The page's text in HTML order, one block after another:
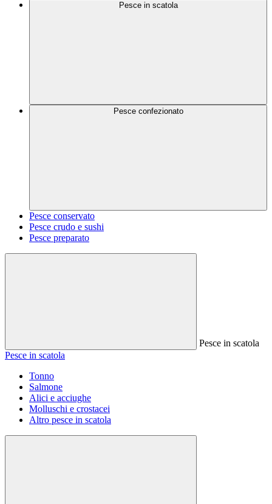
Pesce in scatola
Pesce confezionato
Pesce conservato
Pesce crudo e sushi
Pesce preparato
Pesce in scatola
Pesce in scatola
Tonno
Salmone
Alici e acciughe
Molluschi e crostacei
Altro pesce in scatola